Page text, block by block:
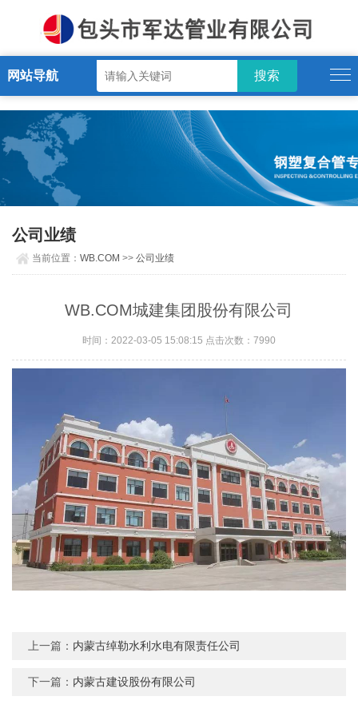
WB.COM
网站导航
公司业绩
当前位置：WB.COM >>公司业绩
WB.COM城建集团股份有限公司
时间：2022-03-05 15:08:15 点击次数：7990
上一篇： 内蒙古绰勒水利水电有限责任公司
下一篇： 内蒙古建设股份有限公司